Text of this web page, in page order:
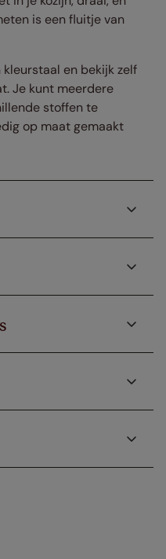
is een fluitje van
en bekijk zelf
Je kunt meerdere
stoffen te
op maat gemaakt